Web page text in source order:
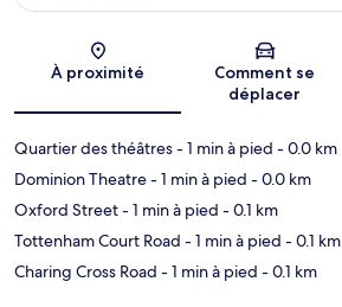
Carte
À proximité
Comment se
déplacer
Quartier des théâtres- 1 min à pied - 0.0 km
Dominion Theatre- 1 min à pied - 0.0 km
Oxford Street- 1 min à pied - 0.1 km
Tottenham Court Road - 1 min à pied - 0.1 km
Charing Cross Road - 1 min à pied - 0.1 km